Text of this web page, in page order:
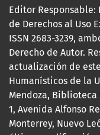
Editor Responsable:
de Derechos al Uso
ISSN 2683-3239,
Derecho de Autor.
actualización de
Humanísticos de la
Mendoza, Biblioteca
1, Avenida Alfonso
Monterrey, Nuevo